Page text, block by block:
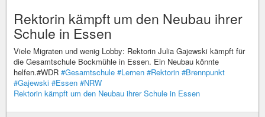
Rektorin kämpft um den Neubau ihrer
Schule in Essen
Viele Migraten und wenig Lobby: Rektorin Julia Gajewski kämpft für
die Gesamtschule Bockmühle in Essen. Ein Neubau könnte
helfen.#WDR #Gesamtschule #Lernen #Rektorin #Brennpunkt
#Gajewski #Essen #NRW
Rektorin kämpft um den Neubau ihrer Schule in Essen